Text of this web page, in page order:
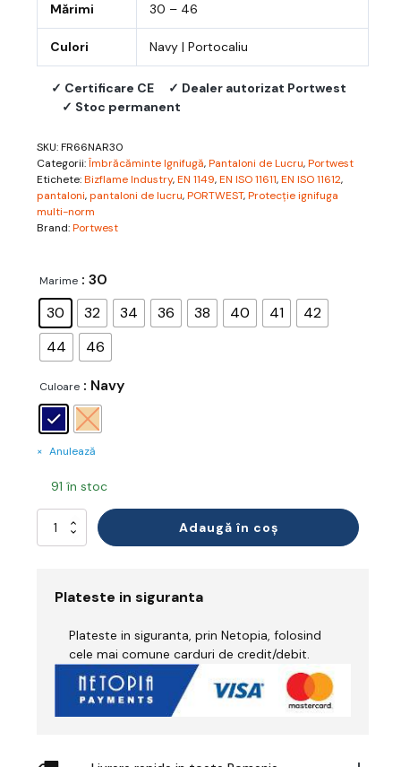
Mărimi 30 – 46
Culori Navy | Portocaliu
✓ Certificare CE
✓ Dealer autorizat Portwest
✓ Stoc permanent
SKU:FR66NAR30
Categorii:Îmbrăcăminte Ignifugă,Pantaloni de Lucru,Portwest
Etichete:Bizflame Industry,EN 1149,EN ISO 11611,EN ISO 11612,
pantaloni,pantaloni de lucru,PORTWEST,Protecție ignifuga
multi-norm
Brand:Portwest
Marime : 30
30
32 34 36 38 40 41
42
44
46
Culoare : Navy
Anulează
91 în stoc
Cantitate
Pantaloni
Adaugă în coș
Plateste in siguranta
Plateste in siguranta, prin Netopia, folosind
cele mai comune carduri de credit/debit.